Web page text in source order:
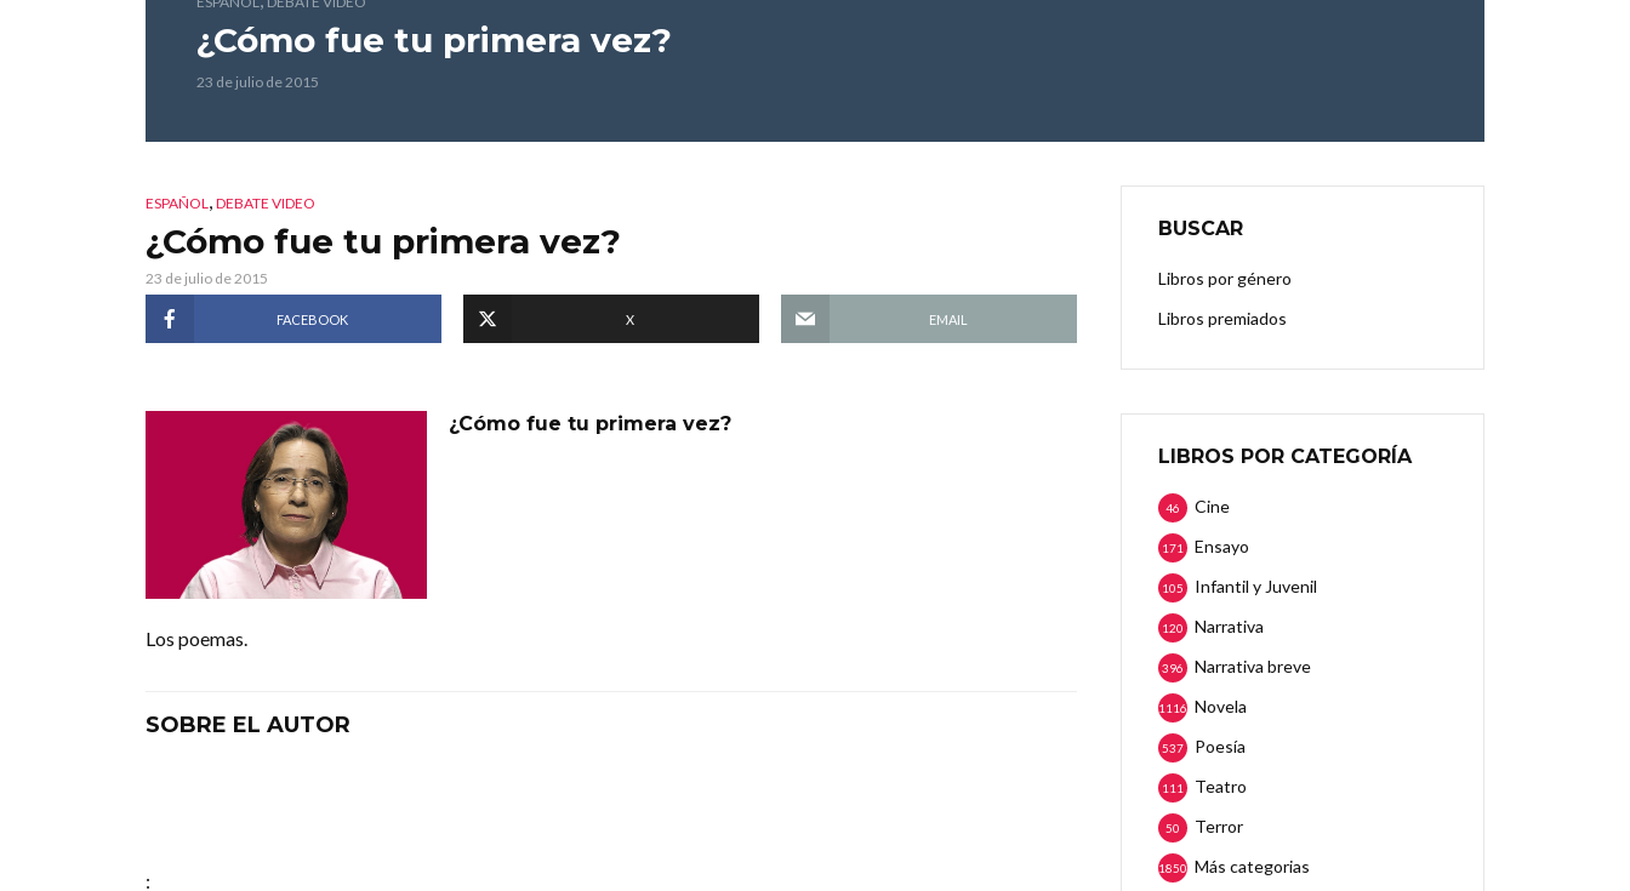
¿Cómo fue tu primera vez?
23 de julio de 2015
ESPAÑOL, DEBATE VIDEO
¿Cómo fue tu primera vez?
23 de julio de 2015
FACEBOOK X EMAIL
¿Cómo fue tu primera vez?
Los poemas.
SOBRE EL AUTOR
:
BUSCAR
Libros por género
Libros premiados
LIBROS POR CATEGORÍA
Cine
46
Ensayo
171
Infantil y Juvenil
105
Narrativa
120
Narrativa breve
396
Novela
1116
Poesía
537
Teatro
111
Terror
50
Más categorias
1850